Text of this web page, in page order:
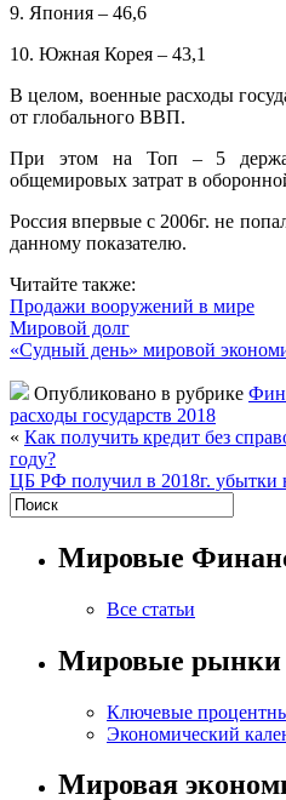
9. Япония – 46,6
10. Южная Корея – 43,1
В целом, военные расходы
от глобального ВВП.
При этом на Топ – 5
общемировых затрат в
Россия впервые с 2006г. не
данному показателю.
Читайте также:
Продажи вооружений в мире
Мировой долг
«Судный день» мировой
Опубликовано в рубрике
расходы государств 2018
« Как получить кредит без
году?
ЦБ РФ получил в 2018г. убытки
Мировые
Все статьи
Мировые рынки
Ключевые
Экономический
Мировая